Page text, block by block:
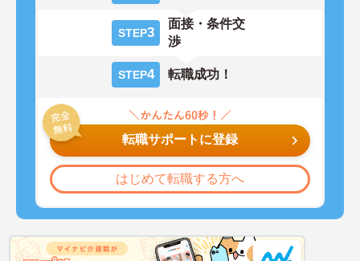
STEP3
面接・条件交
渉
STEP4 転職成功！
転職サポートに登録
はじめて転職する方へ